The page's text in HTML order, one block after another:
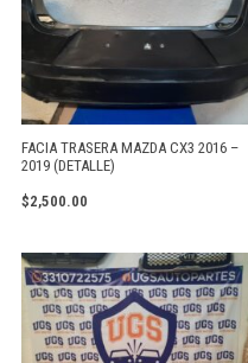
FACIA TRASERA MAZDA CX3 2016 –
2019 (DETALLE)
$2,500.00